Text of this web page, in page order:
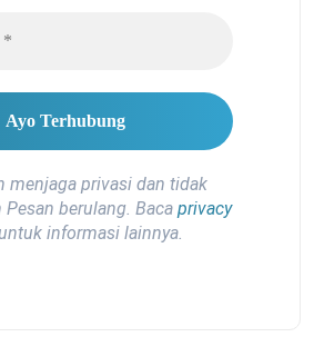
menjaga privasi dan tidak
berulang. Baca privacy
informasi lainnya.